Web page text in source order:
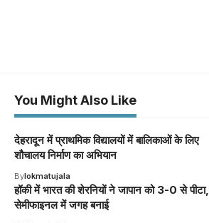
You Might Also Like
देहरादून में प्राथमिक विद्यालयों में बालिकाओं के लिए
शौचालय निर्माण का अभियान
Bylokmatujala
हॉकी में भारत की शेरनियों ने जापान को 3-0 से पीटा,
सेमीफाइनल में जगह बनाई